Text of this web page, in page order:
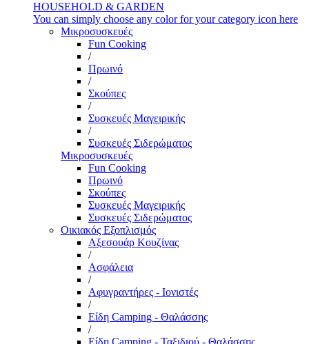
HOUSEHOLD & GARDEN
You can simply choose any color for your category icon here
Μικροσυσκευές
Fun Cooking
/
Πρωινό
/
Σκούπες
/
Συσκευές Μαγειρικής
/
Συσκευές Σιδερώματος
Μικροσυσκευές
Fun Cooking
Πρωινό
Σκούπες
Συσκευές Μαγειρικής
Συσκευές Σιδερώματος
Οικιακός Εξοπλισμός
Αξεσουάρ Κουζίνας
/
Ασφάλεια
/
Αφυγραντήρες - Ιονιστές
/
Είδη Camping - Θαλάσσης
/
Είδη Camping - Ταξιδιού - Θαλάσσης